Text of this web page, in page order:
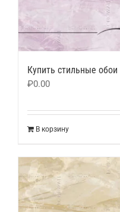
Купить стильные
₽0.00
В корзину